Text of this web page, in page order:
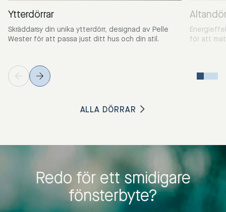
Ytterdörrar
Skräddarsy din unika ytterdörr, designad av Pelle
Wester för att passa just ditt hus och din stil.
för att
ALLA DÖRRAR
Redo för ett smidigare
fönsterbyte?